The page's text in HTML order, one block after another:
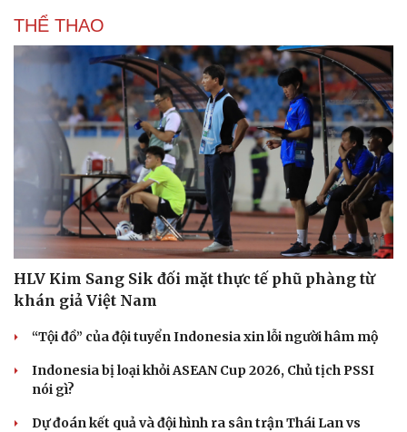
Du lịch
Săn Tour
Podcast
Đọc truyện đêm khuya
THỂ THAO
HLV Kim Sang Sik đối mặt thực tế phũ phàng từ
khán giả Việt Nam
“Tội đồ” của đội tuyển Indonesia xin lỗi người hâm mộ
Indonesia bị loại khỏi ASEAN Cup 2026, Chủ tịch PSSI
nói gì?
Dự đoán kết quả và đội hình ra sân trận Thái Lan vs